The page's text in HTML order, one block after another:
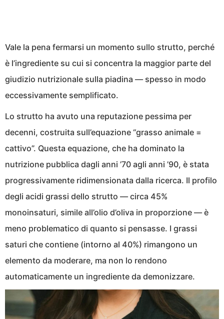
Vale la pena fermarsi un momento sullo strutto, perché
è l’ingrediente su cui si concentra la maggior parte del
giudizio nutrizionale sulla piadina — spesso in modo
eccessivamente semplificato.
Lo strutto ha avuto una reputazione pessima per
decenni, costruita sull’equazione “grasso animale =
cattivo”. Questa equazione, che ha dominato la
nutrizione pubblica dagli anni ’70 agli anni ’90, è stata
progressivamente ridimensionata dalla ricerca. Il profilo
degli acidi grassi dello strutto — circa 45%
monoinsaturi, simile all’olio d’oliva in proporzione — è
meno problematico di quanto si pensasse. I grassi
saturi che contiene (intorno al 40%) rimangono un
elemento da moderare, ma non lo rendono
automaticamente un ingrediente da demonizzare.